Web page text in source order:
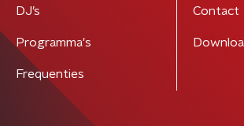
DJ’s
Programma's
Frequenties
Contact